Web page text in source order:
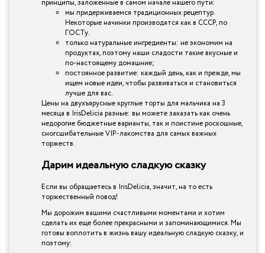
принципы, заложенные в самом начале нашего пути:
мы придерживаемся традиционных рецептур.
Некоторые начинки производятся как в СССР, по
ГОСТу.
только натуральные ингредиенты: не экономим на
продуктах, поэтому наши сладости такие вкусные и
по-настоящему домашние;
постоянное развитие: каждый день, как и прежде, мы
ищем новые идеи, чтобы развиваться и становиться
лучше для вас.
Цены на двухъярусные круглые торты для мальчика на 3
месяца в IrisDelicia разные: вы можете заказать как очень
недорогие бюджетные варианты, так и поистине роскошные,
сногсшибательные VIP-лакомства для самых важных
торжеств.
Дарим идеальную сладкую сказку
Если вы обращаетесь в IrisDelicia, значит, на то есть
торжественный повод!
Мы дорожим вашими счастливыми моментами и хотим
сделать их еще более прекрасными и запоминающимися. Мы
готовы воплотить в жизнь вашу идеальную сладкую сказку, и
поэтому: